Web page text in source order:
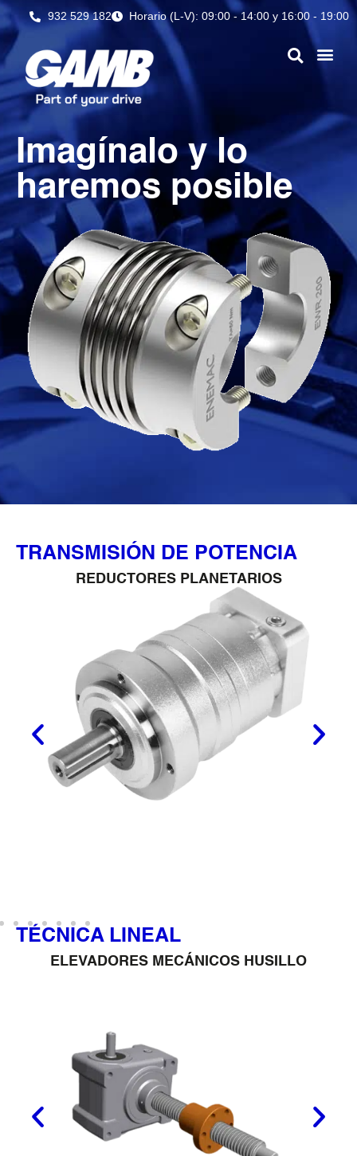
932 529 182 Horario (L-V): 09:00 - 14:00 y 16:00 - 19:00
Imagínalo y lo
haremos posible
TRANSMISIÓN DE POTENCIA
REDUCTORES CICLOIDALES
TÉCNICA LINEAL
ACTUADORES LINEALES CC